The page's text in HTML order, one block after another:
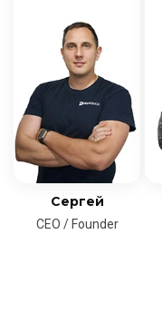
Сергей
CEO / Founder